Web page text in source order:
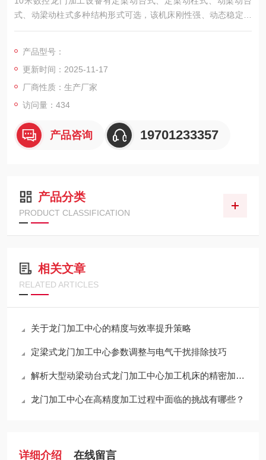
式、动梁动柱式多种结构形式可选，该机床刚性强、动态稳定，
具备高精度、高效率、重切削与适应强等特点。广泛应用于汽
密加工，可实现铣、钻、镗、扩、铰、锪、攻丝及三轴联动曲面
加工，并支持选配全自动万向铣头完成五面复合加工。
产品型号：
更新时间：2025-11-17
厂商性质：生产厂家
访问量：434
产品咨询 19701233357
产品分类
PRODUCT CLASSIFICATION
相关文章
RELATED ARTICLES
关于龙门加工中心的精度与效率提升策略
定梁式龙门加工中心参数调整与电气干扰排除技巧
解析大型动梁动台式龙门加工中心加工机床的精密加工能力
龙门加工中心在高精度加工过程中面临的挑战有哪些？
详细介绍 在线留言